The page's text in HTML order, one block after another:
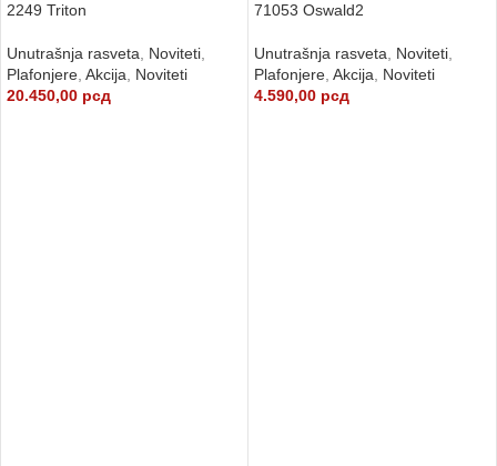
2249 Triton
Unutrašnja rasveta, Noviteti,
Plafonjere, Akcija, Noviteti
20.450,00 рсд
71053 Oswald2
Unutrašnja rasveta, Noviteti,
Plafonjere, Akcija, Noviteti
4.590,00 рсд